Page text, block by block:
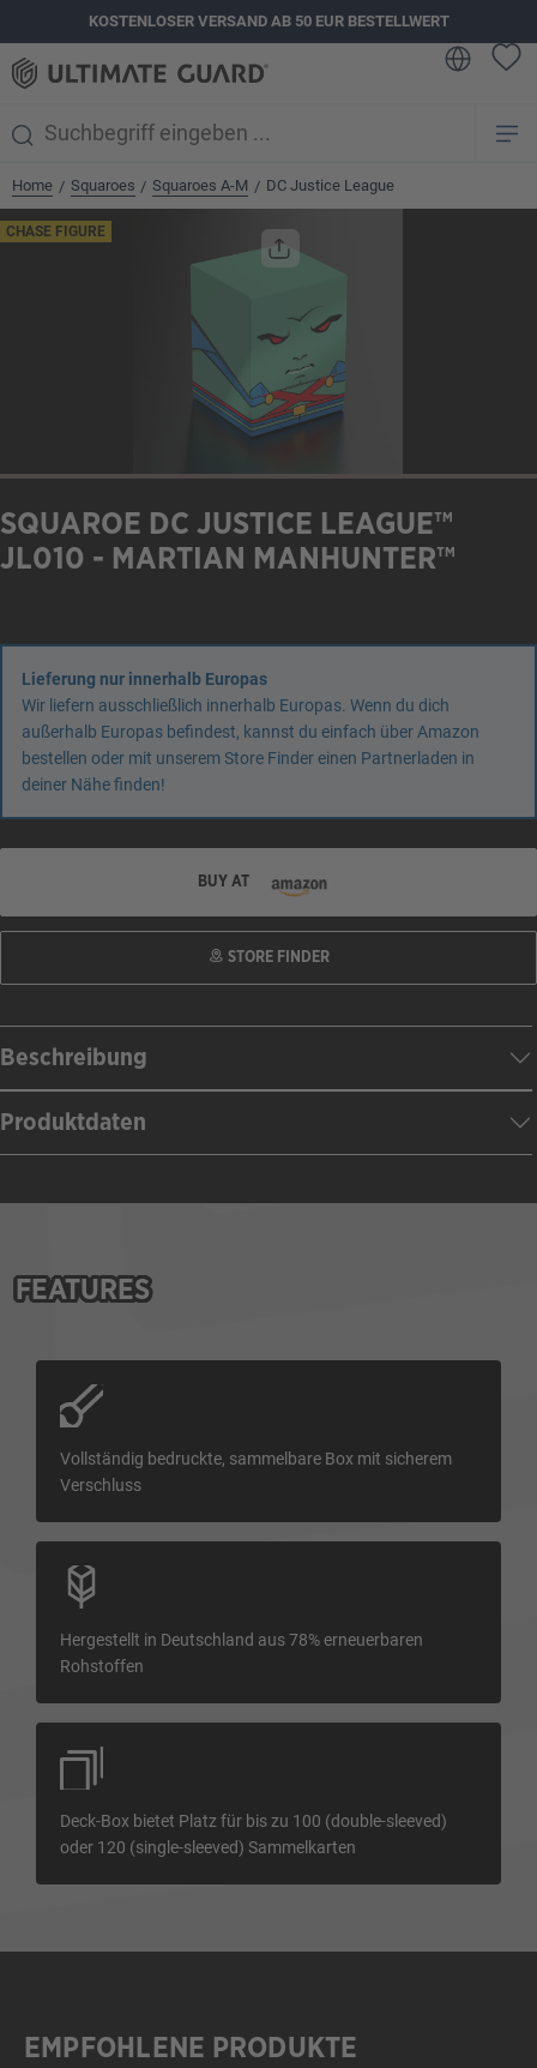
springenKOSTENLOSER VERSAND AB 50 EUR BESTELLWERT
Home / Squaroes / Squaroes A-M / DC Justice League
CHASE FIGURE
Bildergalerie überspringen
SQUAROE DC JUSTICE LEAGUE™
JL010 - MARTIAN MANHUNTER™
Lieferung nur innerhalb Europas
Wir liefern ausschließlich innerhalb Europas. Wenn du dich
außerhalb Europas befindest, kannst du einfach über Amazon
bestellen oder mit unserem Store Finder einen Partnerladen in
deiner Nähe finden!
BUY AT
STORE FINDER
Beschreibung
Produktdaten
FEATURES
Vollständig bedruckte, sammelbare Box mit sicherem
Verschluss
Hergestellt in Deutschland aus 78% erneuerbaren
Rohstoffen
Deck-Box bietet Platz für bis zu 100 (double-sleeved)
oder 120 (single-sleeved) Sammelkarten
Produktgalerie überspringen
EMPFOHLENE PRODUKTE